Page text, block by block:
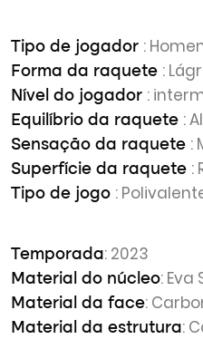
Tipo de jogador :
Forma da raquete :
Nível do jogador :
Equilíbrio da raquete :
Sensação da raquete :
Superfície da raquete :
Tipo de jogo :
Temporada: 2023
Material do núcleo: Eva
Material da face:
Material da estrutura: